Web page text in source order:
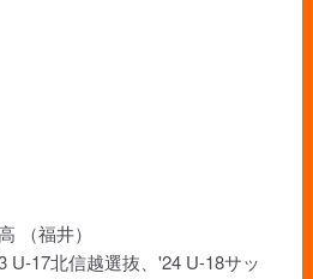
（福井）
U-17北信越選抜、'24 U-18サッ